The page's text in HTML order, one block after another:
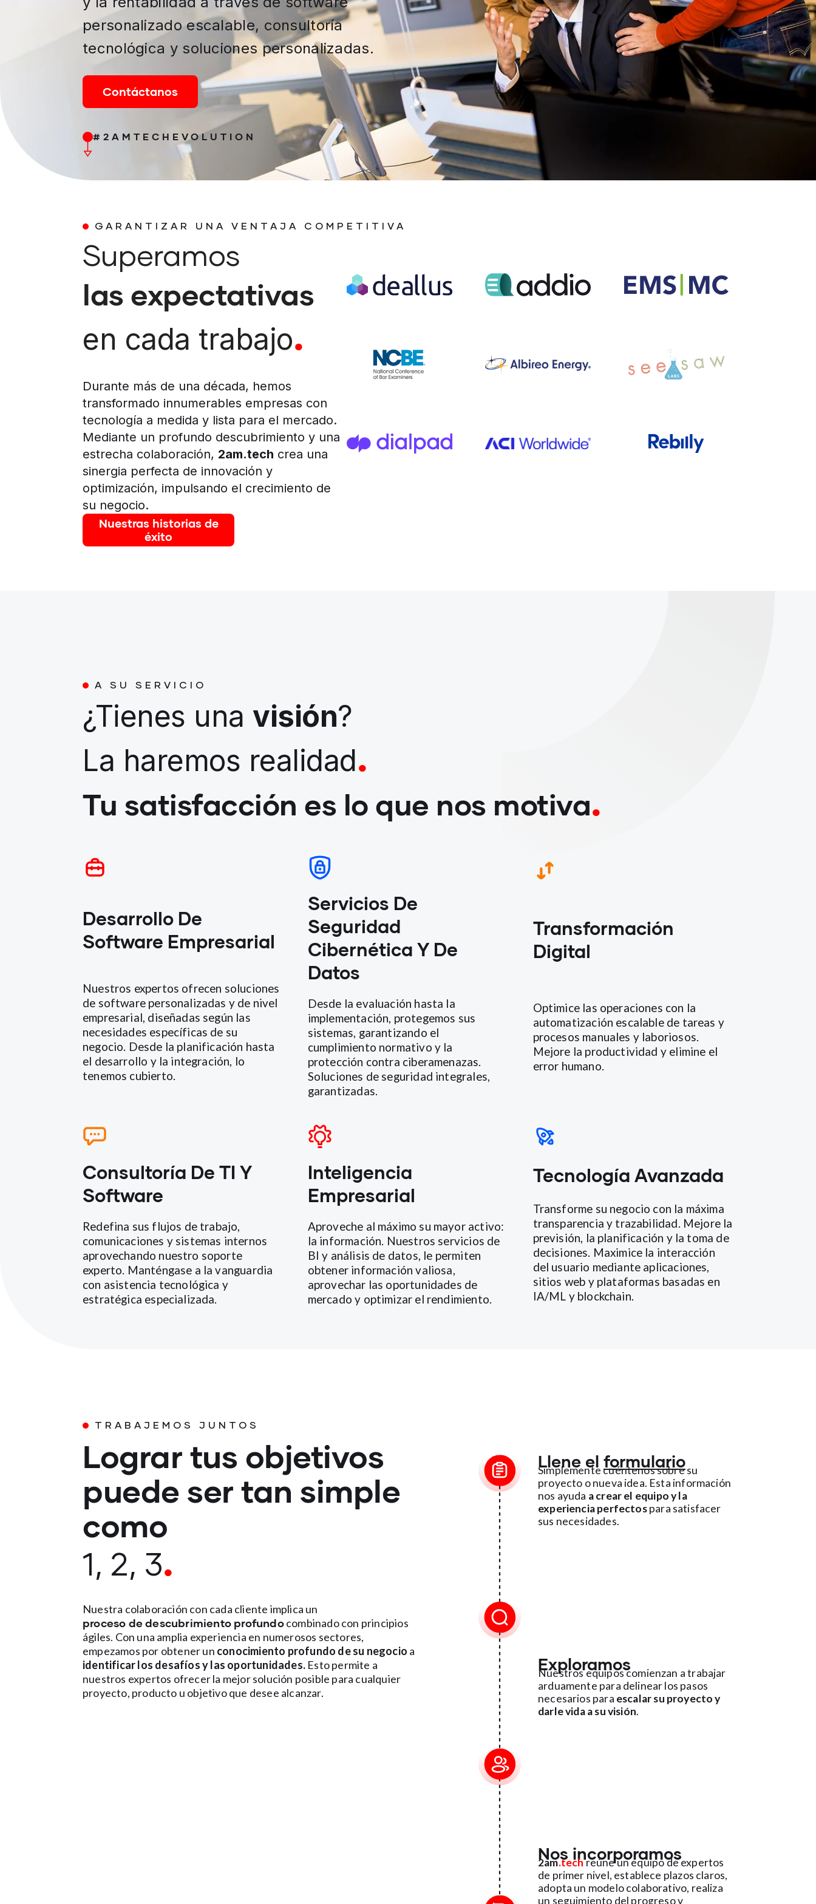
personalizado escalable, consultoría
tecnológica y soluciones personalizadas.
Contáctanos
#2AMTECHEVOLUTION
GARANTIZAR UNA VENTAJA COMPETITIVA
Superamos
las expectativas
en cada trabajo.
Durante más de una década, hemos
transformado innumerables empresas con
tecnología a medida y lista para el mercado.
Mediante un profundo descubrimiento y una
estrecha colaboración, 2am.tech crea una
sinergia perfecta de innovación y
optimización, impulsando el crecimiento de
su negocio.
Nuestras historias de
éxito
A SU SERVICIO
¿Tienes una visión?
La haremos realidad.
Tu satisfacción es lo que nos motiva.
Desarrollo De
Software Empresarial
Nuestros expertos ofrecen soluciones
de software personalizadas y de nivel
empresarial, diseñadas según las
necesidades específicas de su
negocio. Desde la planificación hasta
el desarrollo y la integración, lo
tenemos cubierto.
Servicios De
Seguridad
Cibernética Y De
Datos
Desde la evaluación hasta la
implementación, protegemos sus
sistemas, garantizando el
cumplimiento normativo y la
protección contra ciberamenazas.
Soluciones de seguridad integrales,
garantizadas.
Transformación
Digital
Optimice las operaciones con la
automatización escalable de tareas y
procesos manuales y laboriosos.
Mejore la productividad y elimine el
error humano.
Consultoría De TI Y
Software
Redefina sus flujos de trabajo,
comunicaciones y sistemas internos
aprovechando nuestro soporte
experto. Manténgase a la vanguardia
con asistencia tecnológica y
estratégica especializada.
Inteligencia
Empresarial
Aproveche al máximo su mayor activo:
la información. Nuestros servicios de
BI y análisis de datos, le permiten
obtener información valiosa,
aprovechar las oportunidades de
mercado y optimizar el rendimiento.
Tecnología Avanzada
Transforme su negocio con la máxima
transparencia y trazabilidad. Mejore la
previsión, la planificación y la toma de
decisiones. Maximice la interacción
del usuario mediante aplicaciones,
sitios web y plataformas basadas en
IA/ML y blockchain.
TRABAJEMOS JUNTOS
Lograr tus objetivos
puede ser tan simple
como
1, 2, 3.
Nuestra colaboración con cada cliente implica un
proceso de descubrimiento profundocombinado con principios
ágiles. Con una amplia experiencia en numerosos sectores,
empezamos por obtener un conocimiento profundo de su negocio a
identificar los desafíos y las oportunidades. Esto permite a
nuestros expertos ofrecer la mejor solución posible para cualquier
proyecto, producto u objetivo que desee alcanzar.
Llene el formulario
Simplemente cuéntenos sobre su
proyecto o nueva idea. Esta información
nos ayuda a crear el equipo y la
experiencia perfectospara satisfacer
sus necesidades.
Exploramos
Nuestros equipos comienzan a trabajar
arduamente para delinear los pasos
necesarios para escalar su proyecto y
darle vida a su visión.
Nos incorporamos
2am.techreúne un equipo de expertos
de primer nivel, establece plazos claros,
adopta un modelo colaborativo, realiza
un seguimiento del progreso y